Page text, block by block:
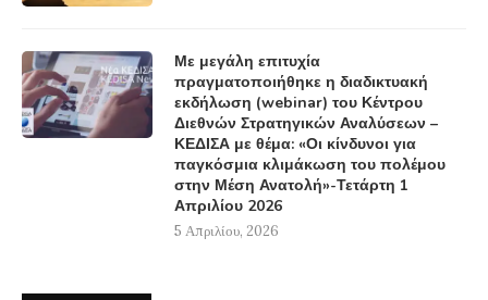
Με μεγάλη επιτυχία
πραγματοποιήθηκε η διαδικτυακή
εκδήλωση (webinar) του Κέντρου
Διεθνών Στρατηγικών Αναλύσεων –
ΚΕΔΙΣΑ με θέμα: «Οι κίνδυνοι για
παγκόσμια κλιμάκωση του πολέμου
στην Μέση Ανατολή»-Τετάρτη 1
Απριλίου 2026
5 Απριλίου, 2026